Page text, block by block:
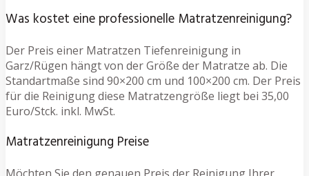
Was kostet eine professionelle Matratzenreinigung?
Der Preis einer Matratzen Tiefenreinigung in
Garz/Rügen hängt von der Größe der Matratze ab. Die
Standartmaße sind 90×200 cm und 100×200 cm. Der Preis
für die Reinigung diese Matratzengröße liegt bei 35,00
Euro/Stck. inkl. MwSt.
Matratzenreinigung Preise
Möchten Sie den genauen Preis der Reinigung Ihrer